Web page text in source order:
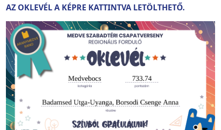
AZ OKLEVÉL A KÉPRE KATTINTVA LETÖLTHETŐ.